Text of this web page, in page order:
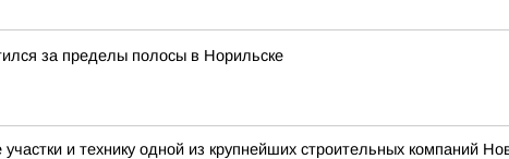
за пределы полосы в Норильске
и технику одной из крупнейших строительных компаний